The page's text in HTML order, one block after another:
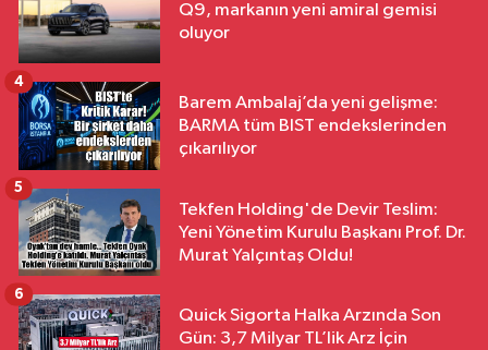
Q9, markanın yeni amiral gemisi
oluyor
Barem Ambalaj’da yeni gelişme:
BARMA tüm BIST endekslerinden
çıkarılıyor
4
Tekfen Holding'de Devir Teslim:
Yeni Yönetim Kurulu Başkanı Prof. Dr.
Murat Yalçıntaş Oldu!
5
Quick Sigorta Halka Arzında Son
Gün: 3,7 Milyar TL’lik Arz İçin
6